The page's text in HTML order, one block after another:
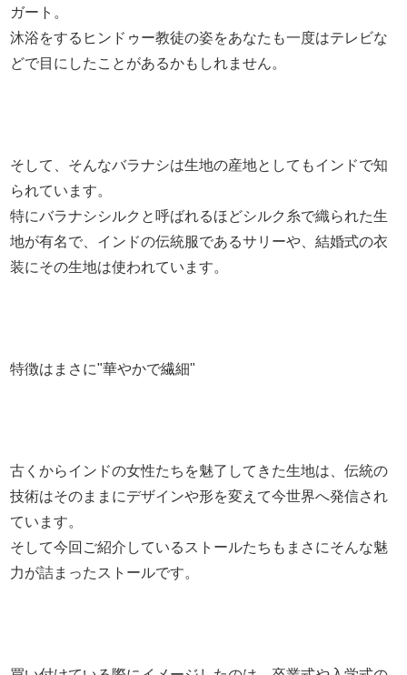
ガート。
沐浴をするヒンドゥー教徒の姿をあなたも一度はテレビな
どで目にしたことがあるかもしれません。
そして、そんなバラナシは生地の産地としてもインドで知
られています。
特にバラナシシルクと呼ばれるほどシルク糸で織られた生
地が有名で、インドの伝統服であるサリーや、結婚式の衣
装にその生地は使われています。
特徴はまさに"華やかで繊細"
古くからインドの女性たちを魅了してきた生地は、伝統の
技術はそのままにデザインや形を変えて今世界へ発信され
ています。
そして今回ご紹介しているストールたちもまさにそんな魅
力が詰まったストールです。